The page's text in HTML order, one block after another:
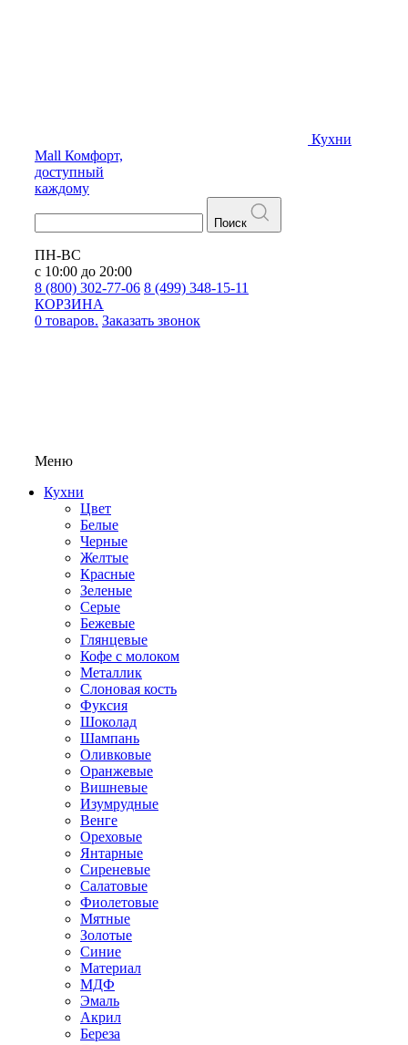
Кухни
Mall Комфорт,
доступный
каждому
Поиск
ПН-ВС
с 10:00 до 20:00
8 (800) 302-77-06 8 (499) 348-15-11
КОРЗИНА
0 товаров. Заказать звонок
Меню
Кухни
Цвет
Белые
Черные
Желтые
Красные
Зеленые
Серые
Бежевые
Глянцевые
Кофе с молоком
Металлик
Слоновая кость
Фуксия
Шоколад
Шампань
Оливковые
Оранжевые
Вишневые
Изумрудные
Венге
Ореховые
Янтарные
Сиреневые
Салатовые
Фиолетовые
Мятные
Золотые
Синие
Материал
МДФ
Эмаль
Акрил
Береза